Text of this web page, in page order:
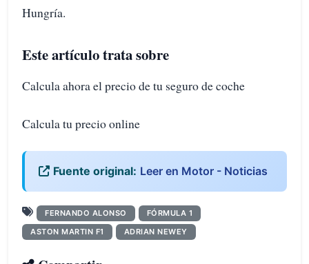
Hungría.
Este artículo trata sobre
Calcula ahora el precio de tu seguro de coche
Calcula tu precio online
Fuente original: Leer en Motor - Noticias
FERNANDO ALONSO
FÓRMULA 1
ASTON MARTIN F1
ADRIAN NEWEY